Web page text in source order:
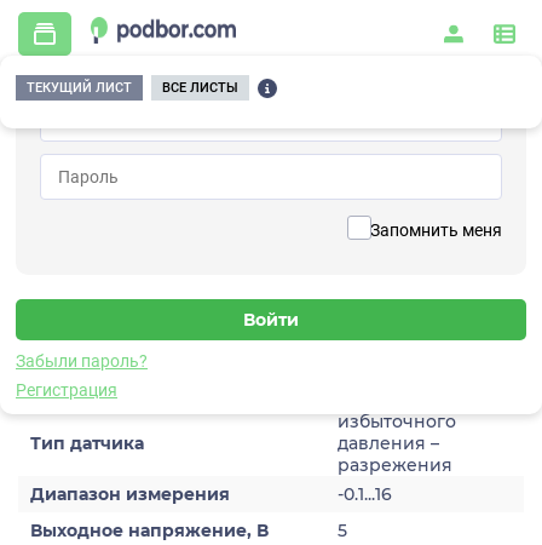
Запомнить меня
Забыли пароль?
Регистрация
ТЕКУЩИЙ ЛИСТ ВСЕ ЛИСТЫ
Главная / Контрольно-измерительные приборы и автоматика / Датчики /
Статико-динамического давления / 6V202TP-160-5
Датчик статико-динамического давления
Характеристики
Тип датчика
избыточного
давления –
разрежения
Диапазон измерения
-0.1...16
Выходное напряжение, В
5